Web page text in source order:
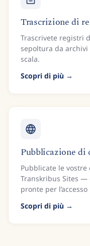
Trascrizione di
Trascrivete registri
sepoltura da archivi
scala.
Scopri di più
Pubblicazione di
Pubblicate le
Transkribus Sites —
pronte per
Scopri di più